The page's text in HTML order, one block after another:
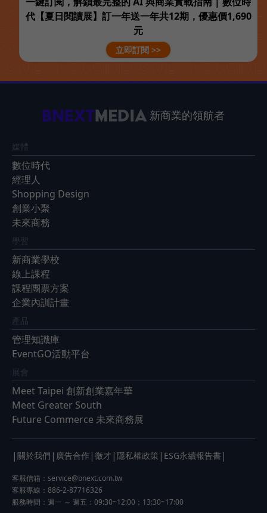
代【夏日閱讀展】訂一年送一年共12期，優惠價1,690
元
立即訂閱 >>
新商業的領航者
媒體
數位時代
經理人
Shopping Design
創業小聚
未來商務
學習
新商業學校
線上課程
課程團票方案
企業內訓計畫
產品
管理知識庫
EventGO活動平台
展會
Meet Taipei 創新創業嘉年華
Meet Greater South
Future Commerce 未來商務展
| 關於我們 | 廣告合作 | 徵才 | 隱私權政策 | ESG永續報告書 |
客服信箱： service@bnext.com.tw
客服專線：886-2-87716326
服務時間：週一 ～ 週五：09:30~12:00；13:30~17:00